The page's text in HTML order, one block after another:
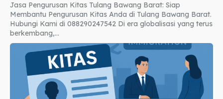
Jasa Pengurusan Kitas Tulang Bawang Barat: Siap
Membantu Pengurusan Kitas Anda di Tulang Bawang Barat.
Hubungi Kami di 088290247542 Di era globalisasi yang terus
berkembang,...